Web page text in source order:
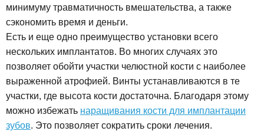
минимуму травматичность вмешательства, а также
сэкономить время и деньги.
Есть и еще одно преимущество установки всего
нескольких имплантатов. Во многих случаях это
позволяет обойти участки челюстной кости с наиболее
выраженной атрофией. Винты устанавливаются в те
участки, где высота кости достаточна. Благодаря этому
можно избежать наращивания кости для имплантации
зубов. Это позволяет сократить сроки лечения.